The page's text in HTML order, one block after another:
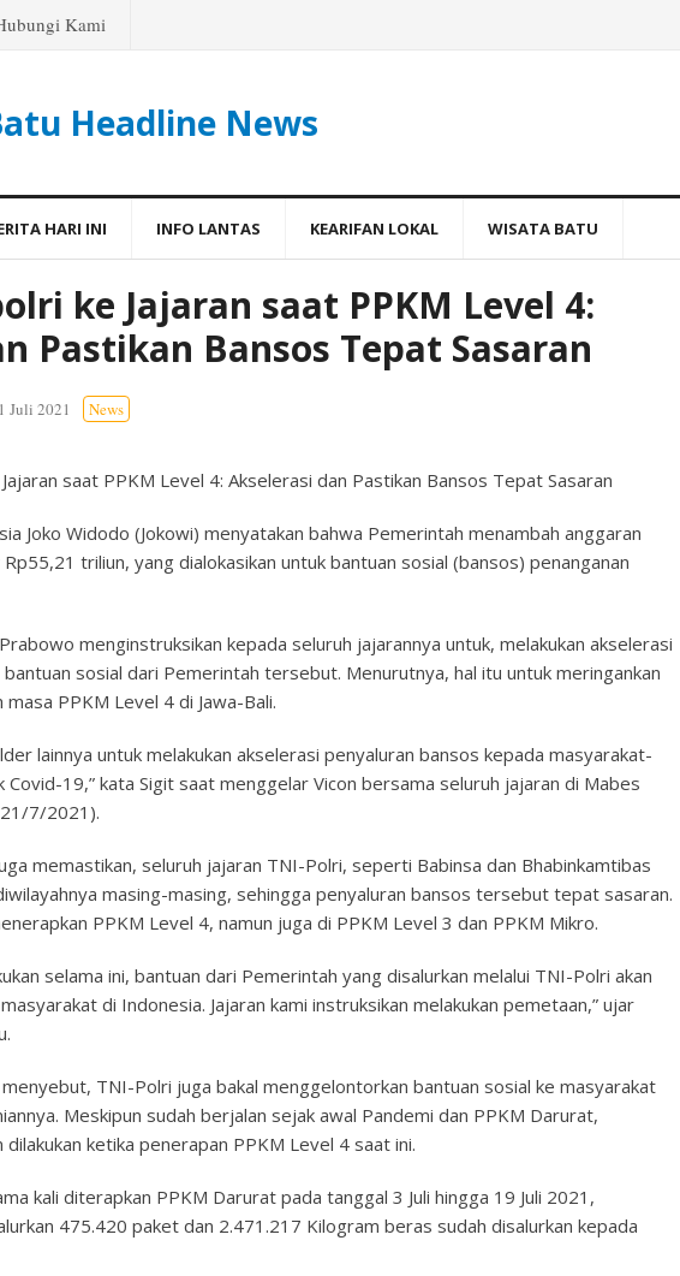
Kami
Headline News
HARI INI INFO LANTAS KEARIFAN LOKAL WISATA BATU
ke Jajaran saat PPKM Level 4:
Pastikan Bansos Tepat Sasaran
Juli 2021 News
saat PPKM Level 4: Akselerasi dan Pastikan Bansos Tepat Sasaran
Joko Widodo (Jokowi) menyatakan bahwa Pemerintah menambah anggaran
triliun, yang dialokasikan untuk bantuan sosial (bansos) penanganan
menginstruksikan kepada seluruh jajarannya untuk, melakukan akselerasi
sosial dari Pemerintah tersebut. Menurutnya, hal itu untuk meringankan
PPKM Level 4 di Jawa-Bali.
lainnya untuk melakukan akselerasi penyaluran bansos kepada masyarakat-
19,” kata Sigit saat menggelar Vicon bersama seluruh jajaran di Mabes
7/2021).
memastikan, seluruh jajaran TNI-Polri, seperti Babinsa dan Bhabinkamtibas
masing-masing, sehingga penyaluran bansos tersebut tepat sasaran.
PPKM Level 4, namun juga di PPKM Level 3 dan PPKM Mikro.
selama ini, bantuan dari Pemerintah yang disalurkan melalui TNI-Polri akan
di Indonesia. Jajaran kami instruksikan melakukan pemetaan,” ujar
TNI-Polri juga bakal menggelontorkan bantuan sosial ke masyarakat
Meskipun sudah berjalan sejak awal Pandemi dan PPKM Darurat,
ketika penerapan PPKM Level 4 saat ini.
kali diterapkan PPKM Darurat pada tanggal 3 Juli hingga 19 Juli 2021,
475.420 paket dan 2.471.217 Kilogram beras sudah disalurkan kepada